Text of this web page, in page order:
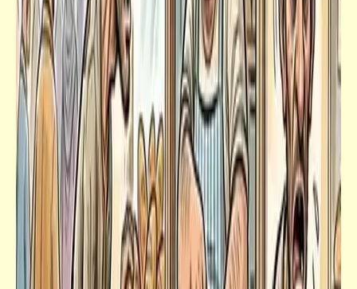
فيدراديو
رجل مولود بدون عظمتيْ ترقوة | سبحان الله